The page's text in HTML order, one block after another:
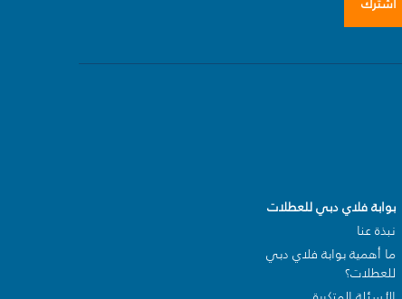
اشترك
بوابة فلاي دبي للعطلات
نبذة عنا
ما أهمية بوابة فلاي دبي
للعطلات؟